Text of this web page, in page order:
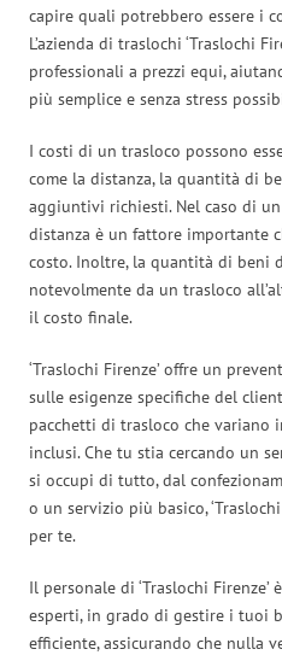
capire quali potrebbero essere i
L’azienda di traslochi ‘Traslochi
professionali a prezzi equi,
più semplice e senza stress
I costi di un trasloco possono
come la distanza, la quantità di
aggiuntivi richiesti. Nel caso di
distanza è un fattore importante
costo. Inoltre, la quantità di beni
notevolmente da un trasloco
il costo finale.
‘Traslochi Firenze’ offre un
sulle esigenze specifiche del
pacchetti di trasloco che variano
inclusi. Che tu stia cercando un
si occupi di tutto, dal
o un servizio più basico,
per te.
Il personale di ‘Traslochi
esperti, in grado di gestire i tuoi
efficiente, assicurando che nulla